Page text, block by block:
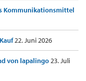
Kommunikationsmittel
22. Juni 2026
von lapalingo23. Juli